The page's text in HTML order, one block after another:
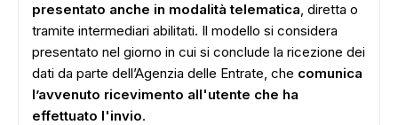
presentato anche in modalità telematica, diretta o
tramite intermediari abilitati. Il modello si considera
presentato nel giorno in cui si conclude la ricezione dei
dati da parte dell’Agenzia delle Entrate, che comunica
l’avvenuto ricevimento all'utente che ha
effettuato l'invio.